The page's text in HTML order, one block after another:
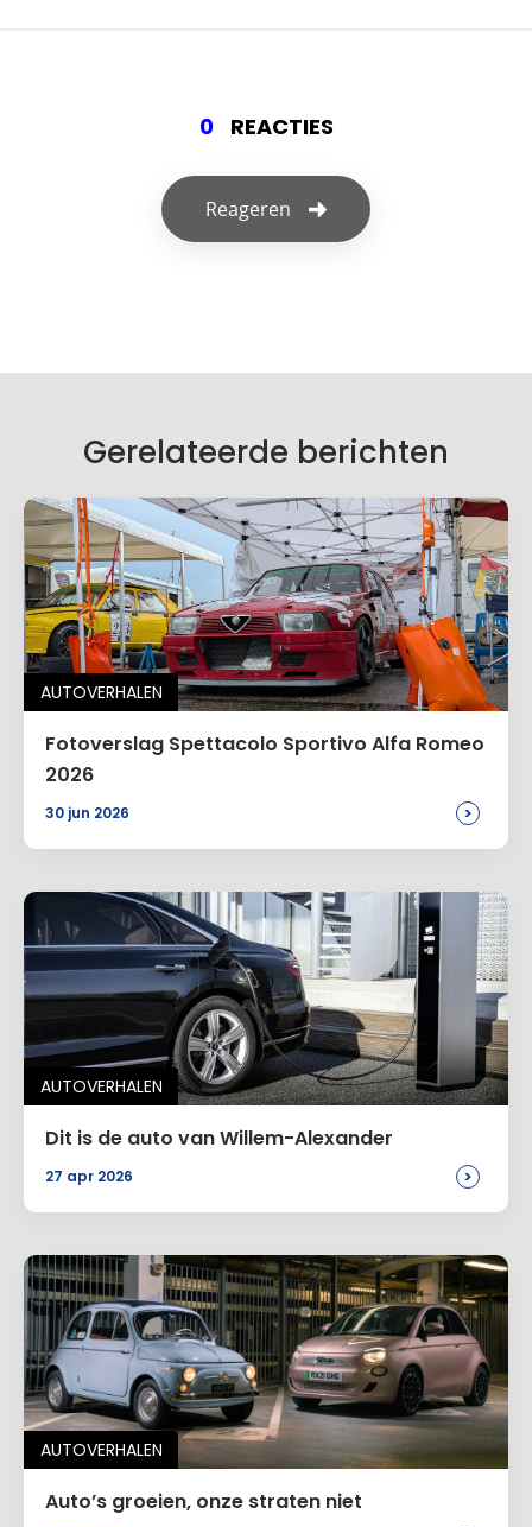
0 REACTIES
Reageren
Je e-mailadres wordt niet gepubliceerd.
Naam*
E-mail*
Site
Voeg een reactie toe
Alternative:
Gerelateerde berichten
AUTOVERHALEN
Fotoverslag Spettacolo Sportivo Alfa Romeo
2026
30 jun 2026 >
AUTOVERHALEN
Dit is de auto van Willem-Alexander
27 apr 2026 >
AUTOVERHALEN
Auto’s groeien, onze straten niet